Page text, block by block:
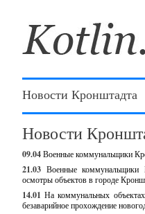
Новости Кронштадта
Новости
09.04Военные коммунальщики
21.03 Военные коммунальщики
осмотры объектов в городе
14.01 На коммунальных
безаварийное прохождение